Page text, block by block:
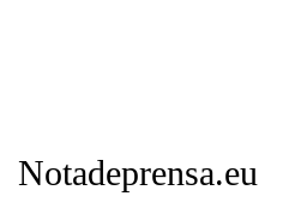
Notadeprensa.eu